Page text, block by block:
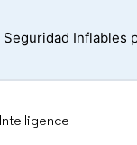
Inflables